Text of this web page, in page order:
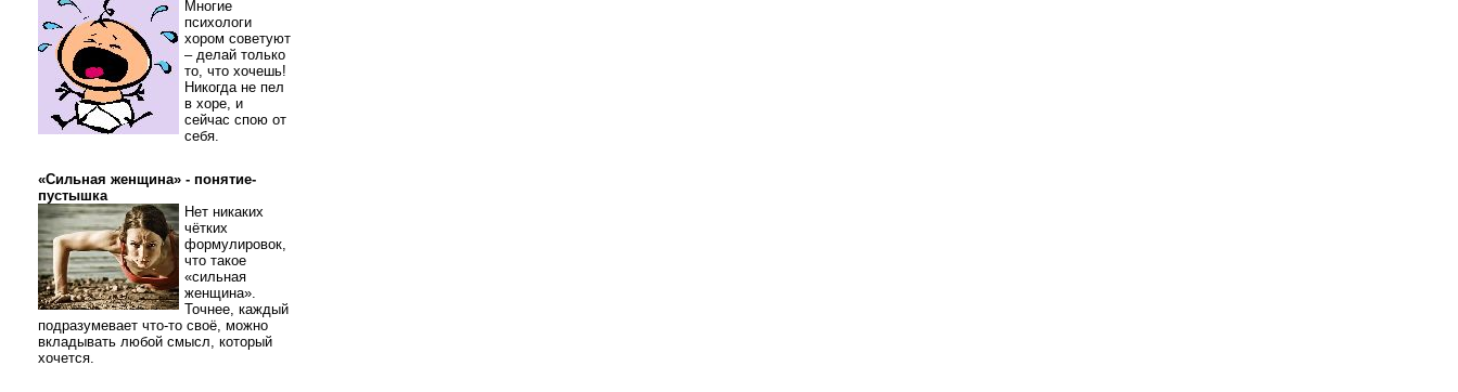
Многие
психологи
хором советуют
– делай только
то, что хочешь!
Никогда не пел
в хоре, и
сейчас спою от
себя.
«Сильная женщина» - понятие-
пустышка
Нет никаких
чётких
формулировок,
что такое
«сильная
женщина».
Точнее, каждый
подразумевает что-то своё, можно
вкладывать любой смысл, который
хочется.